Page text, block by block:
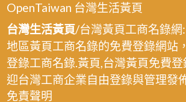
OpenTaiwan 台灣生活黃頁
台灣生活黃頁/台灣黃頁工商名錄網
地區黃頁工商名錄的免費登錄網站
登錄工商名錄.黃頁,台灣黃頁免費
迎台灣工商企業自由登錄與管理發
免責聲明